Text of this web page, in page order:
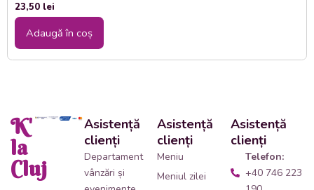
23,50 lei
Adaugă în coș
K'
la
Cluj
Asistență
clienți
Departament
vânzări și
Asistență
clienți
Meniu
Meniul zilei
Asistență
clienți
Telefon:
+40 746 223